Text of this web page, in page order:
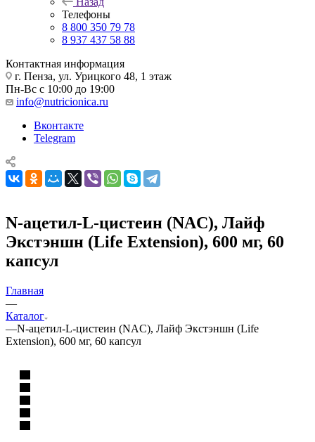
Телефоны
8 800 350 79 78
8 937 437 58 88
Контактная информация
г. Пенза, ул. Урицкого 48, 1 этаж
Пн-Вс с 10:00 до 19:00
info@nutricionica.ru
Вконтакте
Telegram
N-ацетил-L-цистеин (NAC), Лайф
Экстэншн (Life Extension), 600 мг, 60
капсул
Главная
—
Каталог
—N-ацетил-L-цистеин (NAC), Лайф Экстэншн (Life
Extension), 600 мг, 60 капсул